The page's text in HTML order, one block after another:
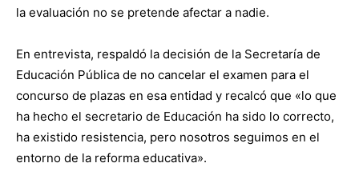
la evaluación no se pretende afectar a nadie.
En entrevista, respaldó la decisión de la Secretaría de
Educación Pública de no cancelar el examen para el
concurso de plazas en esa entidad y recalcó que «lo que
ha hecho el secretario de Educación ha sido lo correcto,
ha existido resistencia, pero nosotros seguimos en el
entorno de la reforma educativa».